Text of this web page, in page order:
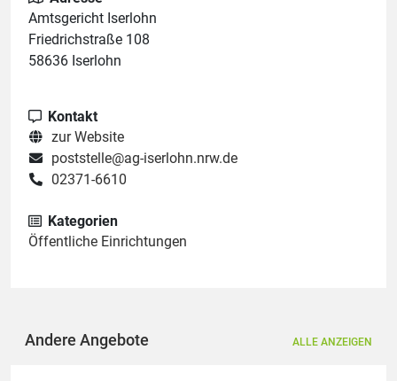
Amtsgericht Iserlohn
Friedrichstraße 108
58636 Iserlohn
Kontakt
zur Website
poststelle@ag-iserlohn.nrw.de
02371-6610
Kategorien
Öffentliche Einrichtungen
Andere Angebote ALLE ANZEIGEN